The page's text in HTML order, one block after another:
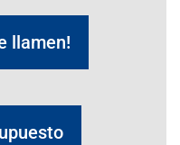
llamen!